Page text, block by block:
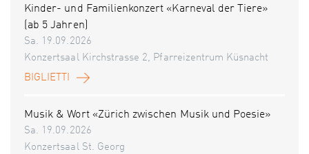
Kinder- und Familienkonzert «Karneval der Tiere»
(ab 5 Jahren)
Sa. 19.09.2026
Konzertsaal Kirchstrasse 2, Pfarreizentrum Küsnacht
BIGLIETTI
Musik & Wort «Zürich zwischen Musik und Poesie»
Sa. 19.09.2026
Konzertsaal St. Georg